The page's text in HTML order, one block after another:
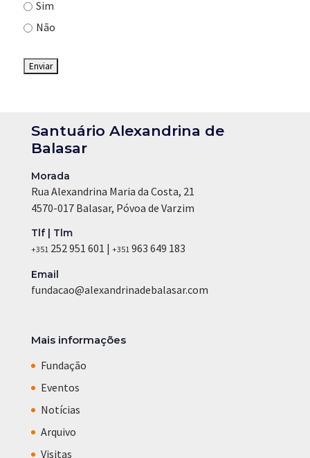
Sim
Não
Santuário Alexandrina de
Balasar
Morada
Rua Alexandrina Maria da Costa, 21
4570-017 Balasar, Póvoa de Varzim
Tlf | Tlm
+351252 951 601 | +351963 649 183
Email
fundacao@alexandrinadebalasar.com
Mais informações
Fundação
Eventos
Notícias
Arquivo
Visitas